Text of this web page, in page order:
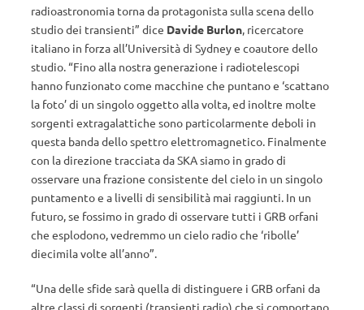
radioastronomia torna da protagonista sulla scena dello
studio dei transienti” dice Davide Burlon, ricercatore
italiano in forza all’Università di Sydney e coautore dello
studio. “Fino alla nostra generazione i radiotelescopi
hanno funzionato come macchine che puntano e ‘scattano
la foto’ di un singolo oggetto alla volta, ed inoltre molte
sorgenti extragalattiche sono particolarmente deboli in
questa banda dello spettro elettromagnetico. Finalmente
con la direzione tracciata da SKA siamo in grado di
osservare una frazione consistente del cielo in un singolo
puntamento e a livelli di sensibilità mai raggiunti. In un
futuro, se fossimo in grado di osservare tutti i GRB orfani
che esplodono, vedremmo un cielo radio che ‘ribolle’
diecimila volte all’anno”.
“Una delle sfide sarà quella di distinguere i GRB orfani da
altre classi di sorgenti (transienti radio) che si comportano